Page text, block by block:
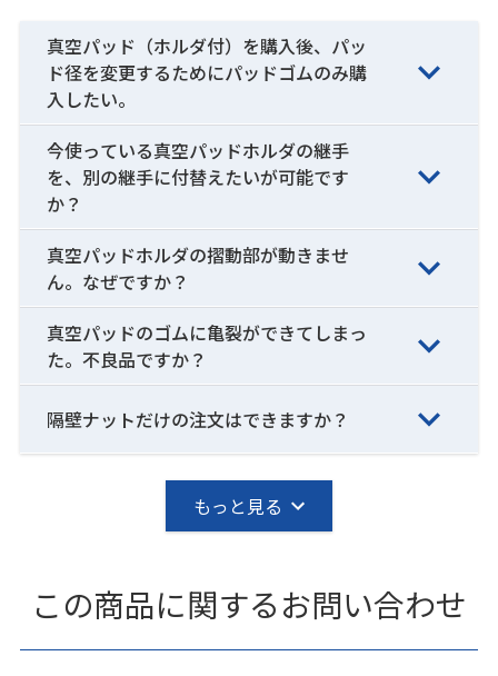
真空パッド（ホルダ付）を購入後、パッ
ド径を変更するためにパッドゴムのみ購
入したい。
今使っている真空パッドホルダの継手
を、別の継手に付替えたいが可能です
か？
真空パッドホルダの摺動部が動きませ
ん。なぜですか？
真空パッドのゴムに亀裂ができてしまっ
た。不良品ですか？
隔壁ナットだけの注文はできますか？
もっと見る
この商品に関するお問い合わせ